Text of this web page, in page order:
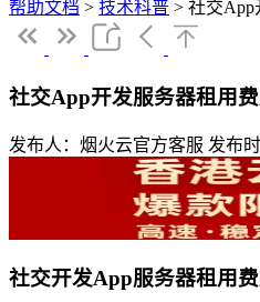
帮助文档 > 技术科普 > 社交App
社交App开发服务器租用
发布人：烟火云官方客服 发布
社交开发App服务器租用